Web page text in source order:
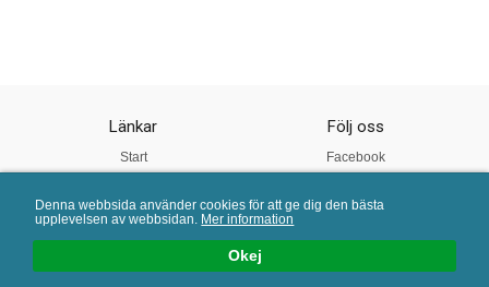
Okej
Denna webbsida använder cookies för att ge dig den bästa
upplevelsen av webbsidan. Mer information
Länkar
Start
Vår Kvalitet
Följ oss
Facebook
Twitter